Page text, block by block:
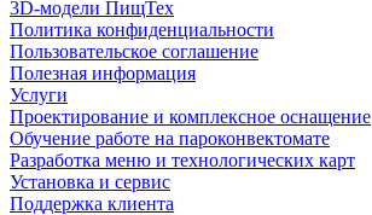
3D-модели ПищТех
Политика конфиденциальности
Пользовательское соглашение
Полезная информация
Услуги
Проектирование и комплексное оснащение
Обучение работе на пароконвектомате
Разработка меню и технологических карт
Установка и сервис
Поддержка клиента